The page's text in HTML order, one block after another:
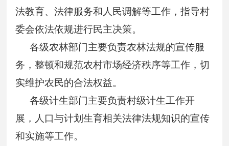
法教育、法律服务和人民调解等工作，指导村
委会依法依规进行民主决策。
各级农林部门主要负责农林法规的宣传服
务，整顿和规范农村市场经济秩序等工作，切
实维护农民的合法权益。
各级计生部门主要负责村级计生工作开
展，人口与计划生育相关法律法规知识的宣传
和实施等工作。